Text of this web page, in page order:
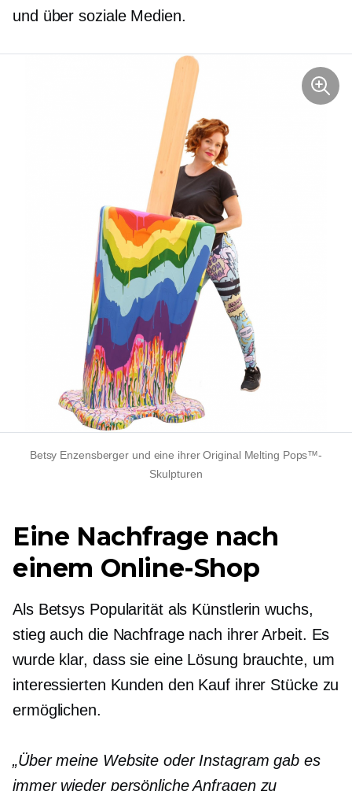
und über soziale Medien.
Betsy Enzensberger und eine ihrer Original Melting Pops™-
Skulpturen
Eine Nachfrage nach
einem Online-Shop
Als Betsys Popularität als Künstlerin wuchs,
stieg auch die Nachfrage nach ihrer Arbeit. Es
wurde klar, dass sie eine Lösung brauchte, um
interessierten Kunden den Kauf ihrer Stücke zu
ermöglichen.
„Über meine Website oder Instagram gab es
immer wieder persönliche Anfragen zu